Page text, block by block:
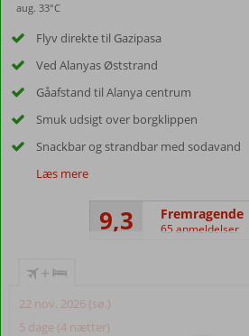
aug. 33°C
Flyv direkte til Gazipasa
Ved Alanyas Øststrand
Gåafstand til Alanya centrum
Smuk udsigt over borgklippen
Snackbar og strandbar med sodavand
Læs mere
9,3 Fremragende
65 anmeldelser
+
22 nov. 2026 (sø.)
5 dage (4 nætter)